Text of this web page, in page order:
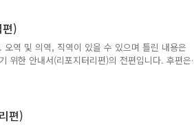
기본적으로 사이
하는 코드의 목표
)
역 및 의역, 직역이 있을 수 있으며 틀린 내용은
위한 안내서(리포지터리편)의 전편입니다. 후편은
반 설계)의 약어로 에릭 에반스라는 사람이 제
이 넓고, 추상적인 부분이 많아 이해하기 힘들다는
가 커버하는 영역 DDD가 다루는 범위는 앞서
편)